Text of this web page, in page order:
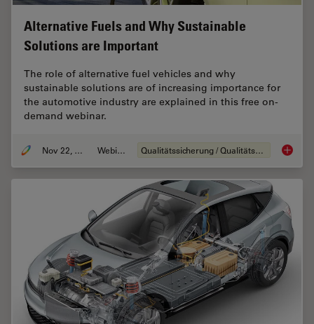
Alternative Fuels and Why Sustainable
Solutions are Important
The role of alternative fuel vehicles and why
sustainable solutions are of increasing importance for
the automotive industry are explained in this free on-
demand webinar.
Nov 22, 2022 Webinar Qualitätssicherung / Qualitätskontrolle